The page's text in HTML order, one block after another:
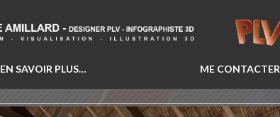
EN SAVOIR PLUS… ME CONTACTER